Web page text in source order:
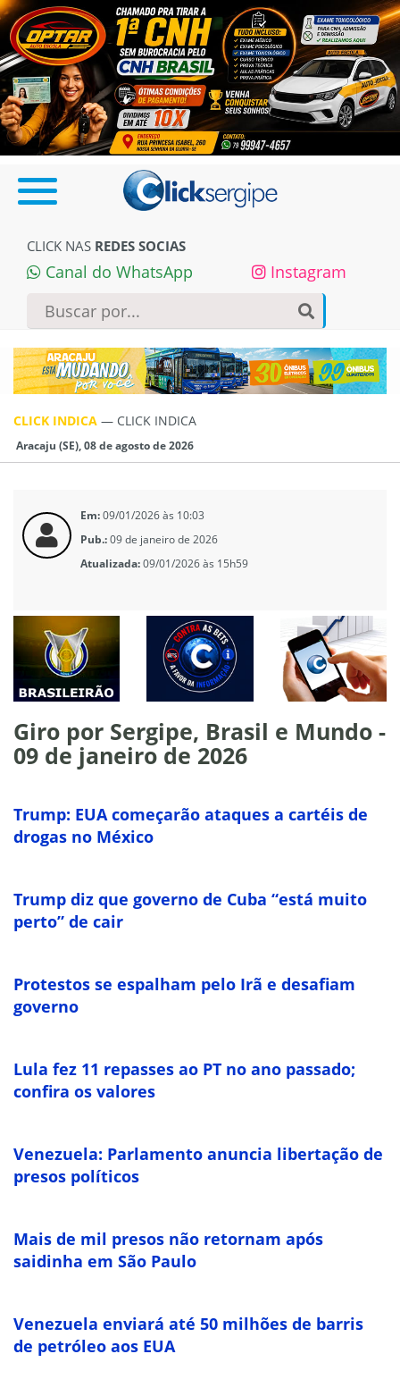
CLICK NAS REDES SOCIAS
Canal do WhatsApp Instagram
CLICK INDICA — CLICK INDICA
Aracaju (SE), 08 de agosto de 2026
Em:09/01/2026 às 10:03
Pub.:09 de janeiro de 2026
Atualizada:09/01/2026 às 15h59
Giro por Sergipe, Brasil e Mundo -
09 de janeiro de 2026
Trump: EUA começarão ataques a cartéis de
drogas no México
Trump diz que governo de Cuba “está muito
perto” de cair
Protestos se espalham pelo Irã e desafiam
governo
Lula fez 11 repasses ao PT no ano passado;
confira os valores
Venezuela: Parlamento anuncia libertação de
presos políticos
Mais de mil presos não retornam após
saidinha em São Paulo
Venezuela enviará até 50 milhões de barris
de petróleo aos EUA